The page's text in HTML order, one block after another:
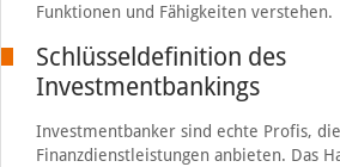
Funktionen und Fähigkeiten verstehen.
Schlüsseldefinition des
Investmentbankings
Investmentbanker sind echte Profis, die
Finanzdienstleistungen anbieten. Das